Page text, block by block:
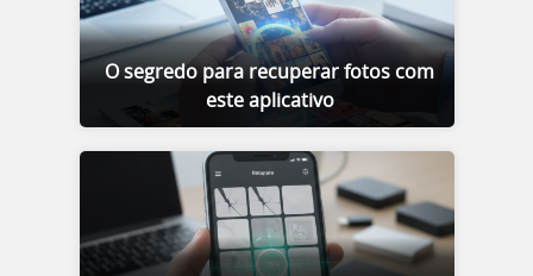
O segredo para recuperar fotos com
este aplicativo